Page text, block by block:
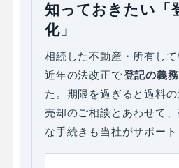
知っておきたい「
化」
相続した不動産・所有して
近年の法改正で登記の義務
た。期限を過ぎると過料の
売却のご相談とあわせて
な手続きも当社がサポート